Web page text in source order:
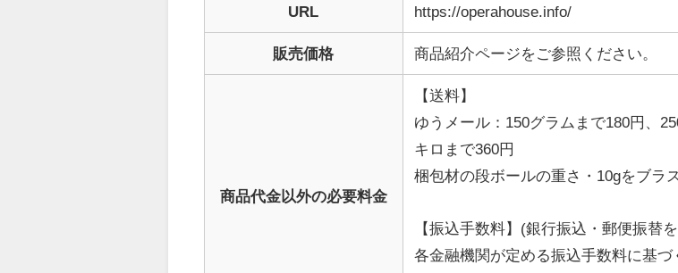
URL https://operahouse.info/
販売価格 商品紹介ページをご参照ください。
商品代金以外の必要料金
【送料】
ゆうメール： 150グラムまで180円、
キロまで360円
梱包材の段ボールの重さ・ 10gをブラ
【振込手数料】(銀行振込・郵便振替
各金融機関が定める振込手数料に基づ